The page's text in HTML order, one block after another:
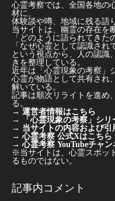
心霊考察では、全国各地の
材に、
体験談や噂、地域に残る語
当サイトは、幽霊の存在を
「どのように語られてきた
「なぜ心霊として認識され
という視点から、人の認識
きを整理している。
近年は「心霊現象の考察」
心霊が物語として共有され
解いている。
記事は順次リライトを進め
る。
→ 運営者情報はこちら
→
「心霊現象の考察」シ
→ 当サイトの内容および引
→ 心霊考察 公式Xはこちら
→ 心霊考察 YouTubeチャ
※当サイトは、心霊スポッ
るものではない。
記事内コメント